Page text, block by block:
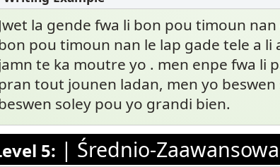
Jwet la gende fwa li bon pou timoun
pou timoun nan le lap gade tele a
te ka moutre yo . men enpe fwa li
tout jounen ladan, men yo
soley pou yo grandi bien.
5: | Średnio-